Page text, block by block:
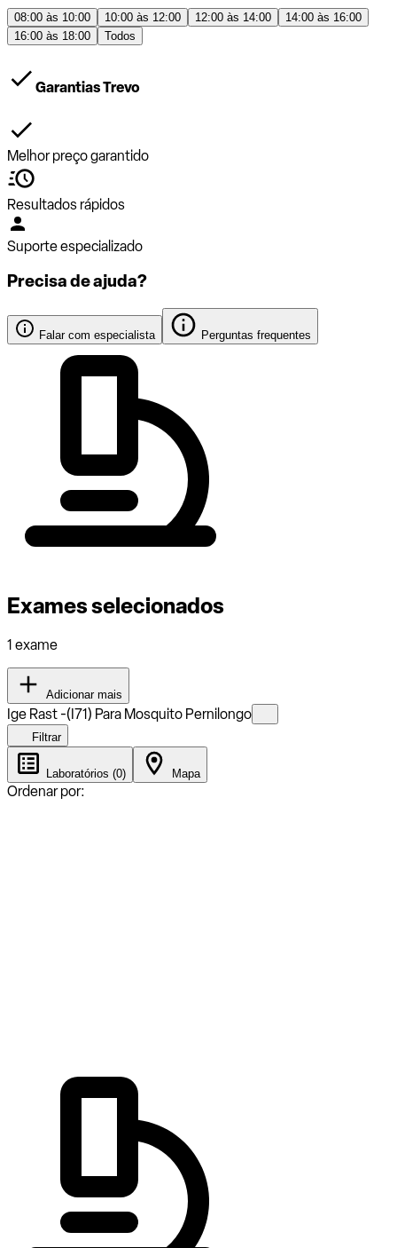
08:00 às 10:00 10:00 às 12:00 12:00 às 14:00
14:00 às 16:00
16:00 às 18:00
Todos
Garantias Trevo
Melhor preço garantido
Resultados rápidos
Suporte especializado
Precisa de ajuda?
Falar com especialista Perguntas frequentes
Exames selecionados
1 exame
Adicionar mais
Ige Rast -(I71) Para Mosquito Pernilongo
Filtrar
Laboratórios (0) Mapa
Ordenar por: